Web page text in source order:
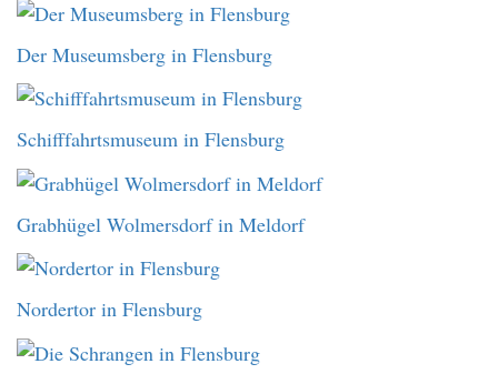
Der Museumsberg in Flensburg
Schifffahrtsmuseum in Flensburg
Grabhügel Wolmersdorf in Meldorf
Nordertor in Flensburg